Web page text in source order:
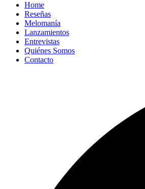
Home
Reseñas
Melomanía
Lanzamientos
Entrevistas
Quiénes Somos
Contacto